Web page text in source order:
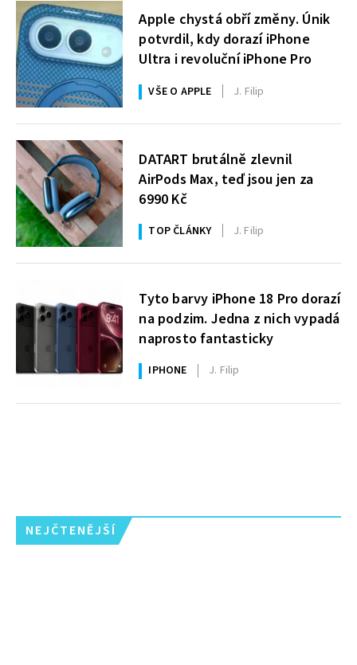
Apple chystá obří změny. Únik
potvrdil, kdy dorazí iPhone
Ultra i revoluční iPhone Pro
VŠE O APPLE J. Filip
DATART brutálně zlevnil
AirPods Max, teď jsou jen za
6990 Kč
TOP ČLÁNKY J. Filip
Tyto barvy iPhone 18 Pro dorazí
na podzim. Jedna z nich vypadá
naprosto fantasticky
IPHONE J. Filip
NEJČTENĚJŠÍ